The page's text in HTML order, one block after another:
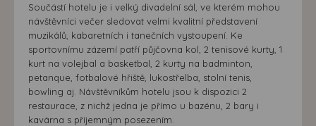
Součástí hotelu je i velký divadelní sál, ve kterém mohou
návštěvníci večer sledovat velmi kvalitní představení
muzikálů, kabaretních i tanečních vystoupení. Ke
sportovnímu zázemí patří půjčovna kol, 2 tenisové kurty, 1
kurt na volejbal a basketbal, 2 kurty na badminton,
petanque, fotbalové hřiště, lukostřelba, stolní tenis,
bowling aj. Návštěvníkům hotelu jsou k dispozici 2
restaurace, z nichž jedna je přímo u bazénu, 2 bary i
kavárna s příjemným posezením.